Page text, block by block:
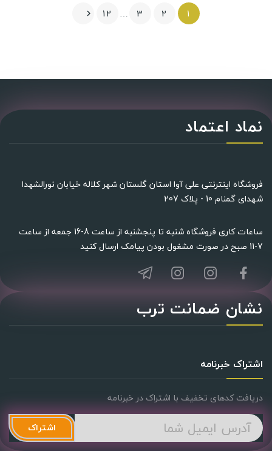
1
2
3
…
12

نماد اعتماد
فروشگاه اینترنتی علی آوا استان گلستان شهر کلاله خیابان نورالشهدا
شهدای گمنام 10 - پلاک 207
ساعات کاری فروشگاه شنبه تا پنجشنبه از ساعت 8-16 جمعه از ساعت
7-11 صبح در صورت مشغول بودن پیامک ارسال کنید
نشان ضمانت ترب
اشتراک خبرنامه
دریافت کدهای تخفیف با اشتراک در خبرنامه
اشتراک